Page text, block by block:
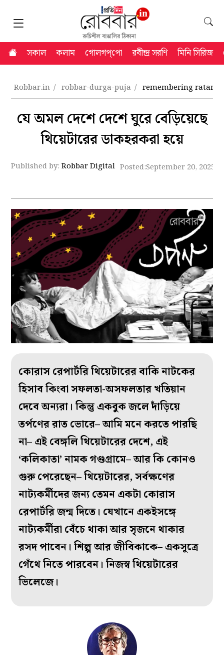
সকাল কলাম গোলগপ্‌পো রবীন্দ্র সরণি মিনি সিরিজ
Robbar.in robbar-durga-puja remembering ratan
যে অমল দেশে দেশে ঘুরে বেড়িয়েছে
থিয়েটারের ডাকহরকরা হয়ে
Published by:Robbar Digital Posted:September 20, 2025
কোরাস রেপার্টরি থিয়েটারের বাকি নাটকের
হিসাব কিংবা সফলতা-অসফলতার খতিয়ান
দেবে অন্যরা। কিন্তু একবুক জলে দাঁড়িয়ে
তর্পণের রাত ভোরে– আমি মনে করতে পারছি
না– এই বেঙ্গলি থিয়েটারের দেশে, এই
‘কলিকাতা’ নামক গণ্ডগ্রামে– আর কি কোনও
গুরু পেরেছেন– থিয়েটারের, সর্বক্ষণের
নাট‌্যকর্মীদের জন‌্য তেমন একটা কোরাস
রেপার্টরি জন্ম দিতে। যেখানে একইসঙ্গে
নাট‌্যকর্মীরা বেঁচে থাকা আর সৃজনে থাকার
রসদ পাবেন। শিল্প আর জীবিকাকে– একসূত্রে
গেঁথে নিতে পারবেন। নিজস্ব থিয়েটারের
ভিলেজে।